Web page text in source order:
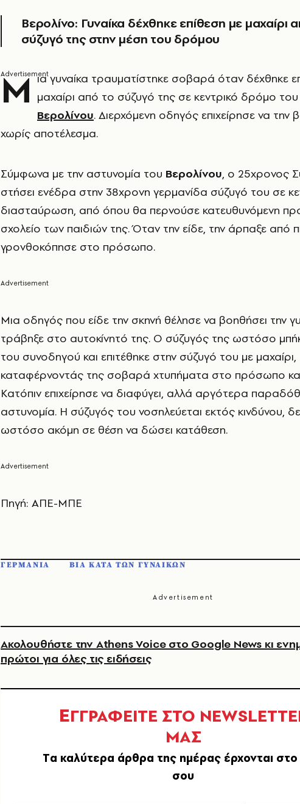
Βερολίνο: Γυναίκα δέχθηκε επίθεση με μαχαίρι
σύζυγό της στην μέση του δρόμου
Μ ια γυναίκα τραυματίστηκε σοβαρά όταν δέχθηκε
μαχαίρι από το σύζυγό της σε κεντρικό δρόμο του
Βερολίνου. Διερχόμενη οδηγός επιχείρησε να την
χωρίς αποτέλεσμα.
Σύμφωνα με την αστυνομία του Βερολίνου, ο 25χρονος
στήσει ενέδρα στην 38χρονη γερμανίδα σύζυγό του σε
διασταύρωση, από όπου θα περνούσε κατευθυνόμενη
σχολείο των παιδιών της. Όταν την είδε, την άρπαξε από
γρονθοκόπησε στο πρόσωπο.
Μια οδηγός που είδε την σκηνή θέλησε να βοηθήσει την
τράβηξε στο αυτοκίνητό της. Ο σύζυγός της ωστόσο
του συνοδηγού και επιτέθηκε στην σύζυγό του με μαχαίρι,
καταφέρνοντάς της σοβαρά χτυπήματα στο πρόσωπο
Κατόπιν επιχείρησε να διαφύγει, αλλά αργότερα
αστυνομία. Η σύζυγός του νοσηλεύεται εκτός κινδύνου,
ωστόσο ακόμη σε θέση να δώσει κατάθεση.
Πηγή: ΑΠΕ-ΜΠΕ
ΓΕΡΜΑΝΙΑ ΒΙΑ ΚΑΤΑ ΤΩΝ ΓΥΝΑΙΚΩΝ
Ακολουθήστε την Athens Voice στο Google News κι
πρώτοι για όλες τις ειδήσεις
ΕΓΓΡΑΦΕΙΤΕ ΣΤΟ
ΜΑΣ
Tα καλύτερα άρθρα της ημέρας έρχονται
σου